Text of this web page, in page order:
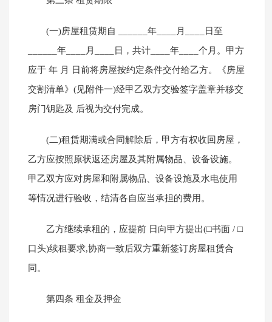
(一)房屋租赁期自 ______年____月____日至
______年____月____日，共计____年____个月。甲方
应于 年 月 日前将房屋按约定条件交付给乙方。《房屋
交割清单》(见附件一)经甲乙双方交验签字盖章并移交
房门钥匙及 后视为交付完成。
(二)租赁期满或合同解除后，甲方有权收回房屋，
乙方应按照原状返还房屋及其附属物品、设备设施。
甲乙双方应对房屋和附属物品、设备设施及水电使用
等情况进行验收，结清各自应当承担的费用。
乙方继续承租的，应提前 日向甲方提出(□书面 / □
口头)续租要求,协商一致后双方重新签订房屋租赁合
同。
第四条 租金及押金